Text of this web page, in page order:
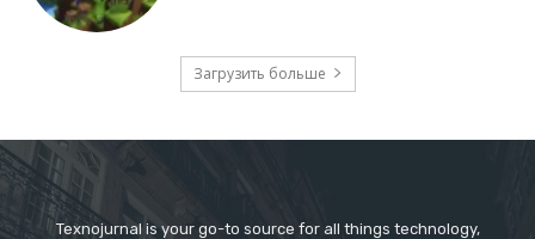
Загрузить больше
Texnojurnal is your go-to source for all things technology,